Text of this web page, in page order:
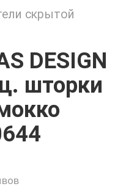
скрытой
DESIGN
шторки